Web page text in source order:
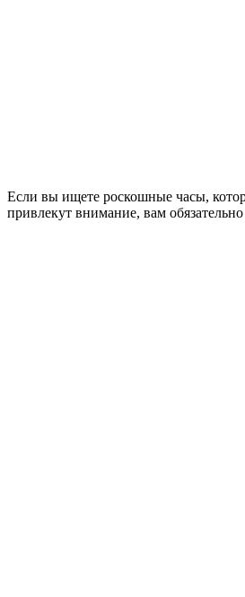
Если вы ищете роскошные часы,
привлекут внимание, вам